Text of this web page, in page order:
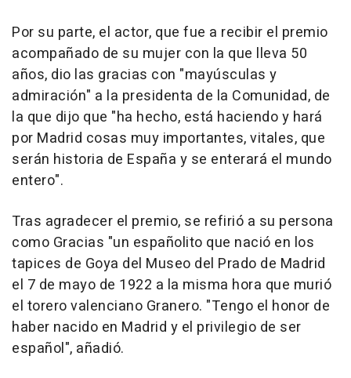
Por su parte, el actor, que fue a recibir el premio
acompañado de su mujer con la que lleva 50
años, dio las gracias con "mayúsculas y
admiración" a la presidenta de la Comunidad, de
la que dijo que "ha hecho, está haciendo y hará
por Madrid cosas muy importantes, vitales, que
serán historia de España y se enterará el mundo
entero".
Tras agradecer el premio, se refirió a su persona
como Gracias "un españolito que nació en los
tapices de Goya del Museo del Prado de Madrid
el 7 de mayo de 1922 a la misma hora que murió
el torero valenciano Granero. "Tengo el honor de
haber nacido en Madrid y el privilegio de ser
español", añadió.